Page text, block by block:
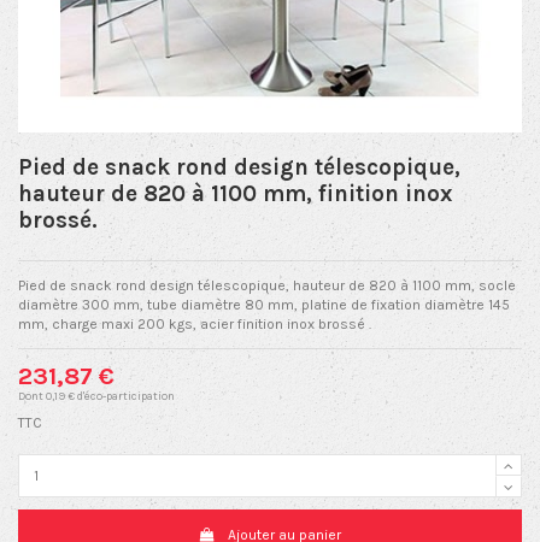
Pied de snack rond design télescopique,
hauteur de 820 à 1100 mm, finition inox
brossé.
Pied de snack rond design télescopique, hauteur de 820 à 1100 mm, socle
diamètre 300 mm, tube diamètre 80 mm, platine de fixation diamètre 145
mm, charge maxi 200 kgs, acier finition inox brossé .
231,87 €
Dont 0,19 € d'éco-participation
TTC
Ajouter au panier